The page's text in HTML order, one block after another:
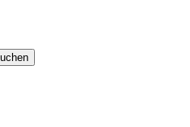
e.v. 1872 und des